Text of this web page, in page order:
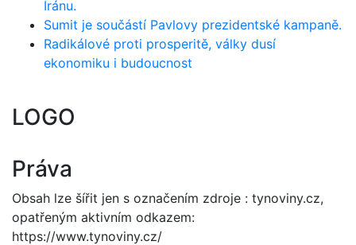
Íránu.
Sumit je součástí Pavlovy prezidentské kampaně.
Radikálové proti prosperitě, války dusí
ekonomiku i budoucnost
LOGO
Práva
Obsah lze šířit jen s označením zdroje : tynoviny.cz,
opatřeným aktivním odkazem:
https://www.tynoviny.cz/